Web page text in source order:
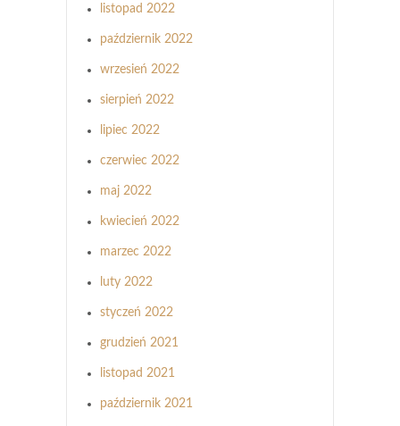
listopad 2022
październik 2022
wrzesień 2022
sierpień 2022
lipiec 2022
czerwiec 2022
maj 2022
kwiecień 2022
marzec 2022
luty 2022
styczeń 2022
grudzień 2021
listopad 2021
październik 2021